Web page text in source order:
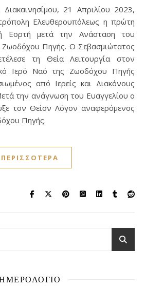
Ελευθερουπόλεως η πρώτη
Εορτή μετά την Ανάσταση του
Ζωοδόχου Πηγής. Ο Σεβασμιώτατος
τη Θεία Λειτουργία στον
Ιερό Ναό της Ζωοδόχου Πηγής
από Ιερείς και Διακόνους
την ανάγνωση του Ευαγγελίου ο
τον Θείον Λόγον αναφερόμενος
Πηγής.
ΠΕΡΙΣΣΌΤΕΡΑ